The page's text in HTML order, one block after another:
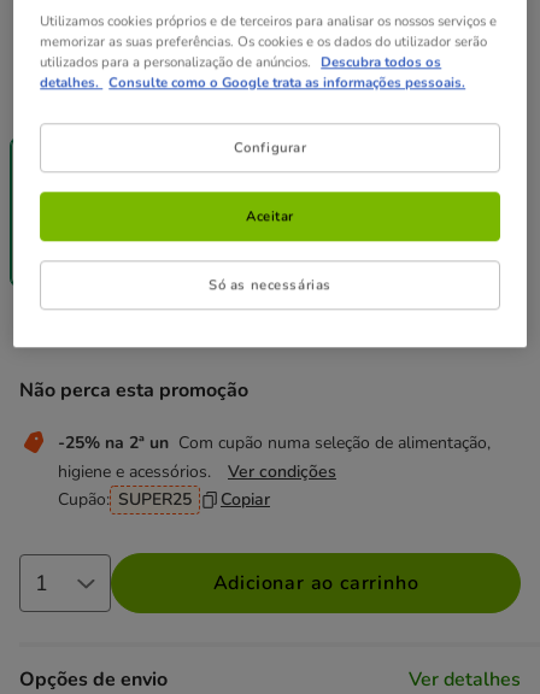
Peso:150 g
150 g
1.59€
(10.60€ / kg)
12 terrinas x
Pack
Poupança
18.70€
(10.39€ / kg)
Não perca esta promoção
-25% na 2ª un Com cupão numa seleção de alimentação,
higiene e acessórios.
Ver condições
Cupão: SUPER25 Copiar
Adicionar ao carrinho
Opções de envio Ver detalhes
Utilizamos cookies próprios e de terceiros para analisar os nossos serviços e
memorizar as suas preferências. Os cookies e os dados do utilizador serão
utilizados para a personalização de anúncios. Descubra todos os
detalhes. Consulte como o Google trata as informações pessoais.
Configurar
Só as necessárias
Aceitar